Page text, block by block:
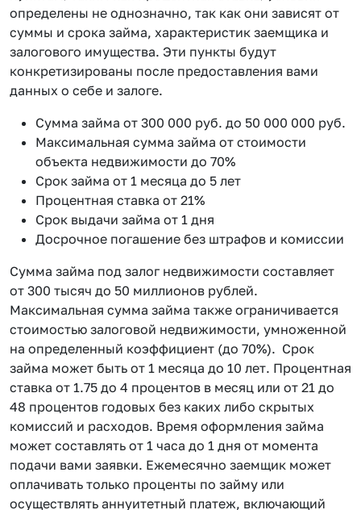
определены не однозначно, так как они зависят от
суммы и срока займа, характеристик заемщика и
залогового имущества. Эти пункты будут
конкретизированы после предоставления вами
данных о себе и залоге.
Сумма займа от 300 000 руб. до 50 000 000 руб.
Максимальная сумма займа от стоимости
объекта недвижимости до 70%
Срок займа от 1 месяца до 5 лет
Процентная ставка от 21%
Срок выдачи займа от 1 дня
Досрочное погашение без штрафов и комиссии
Сумма займа под залог недвижимости составляет
от 300 тысяч до 50 миллионов рублей.
Максимальная сумма займа также ограничивается
стоимостью залоговой недвижимости, умноженной
на определенный коэффициент (до 70%). Срок
займа может быть от 1 месяца до 10 лет. Процентная
ставка от 1.75 до 4 процентов в месяц или от 21 до
48 процентов годовых без каких либо скрытых
комиссий и расходов. Время оформления займа
может составлять от 1 часа до 1 дня от момента
подачи вами заявки. Ежемесячно заемщик может
оплачивать только проценты по займу или
осуществлять аннуитетный платеж, включающий